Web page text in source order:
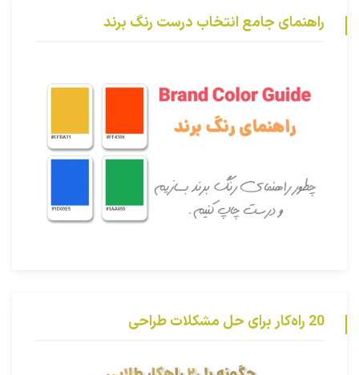
راهنمای جامع انتخاب درست رنگ برند
20 راه‌کار برای حل مشکلات طراحی